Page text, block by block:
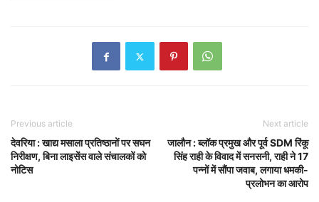
Previous article
देवरिया : खाद्य मसाला प्रतिष्ठानों पर सघन
निरीक्षण, बिना लाइसेंस वाले संचालकों को
नोटिस
Next article
जालौन : ब्लॉक प्रमुख और पूर्व SDM रिंकू
सिंह राही के विवाद में सनसनी, राही ने 17
पन्नों में सौंपा जवाब, लगाया धमकी-
प्रलोभन का आरोप